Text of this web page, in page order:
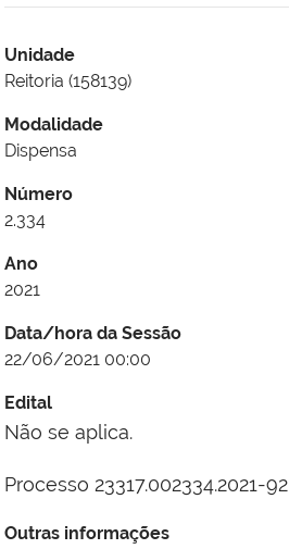
Unidade
Reitoria (158139)
Modalidade
Dispensa
Número
2.334
Ano
2021
Data/hora da Sessão
22/06/2021 00:00
Edital
Não se aplica.
Processo 23317.002334.2021-92
Outras informações